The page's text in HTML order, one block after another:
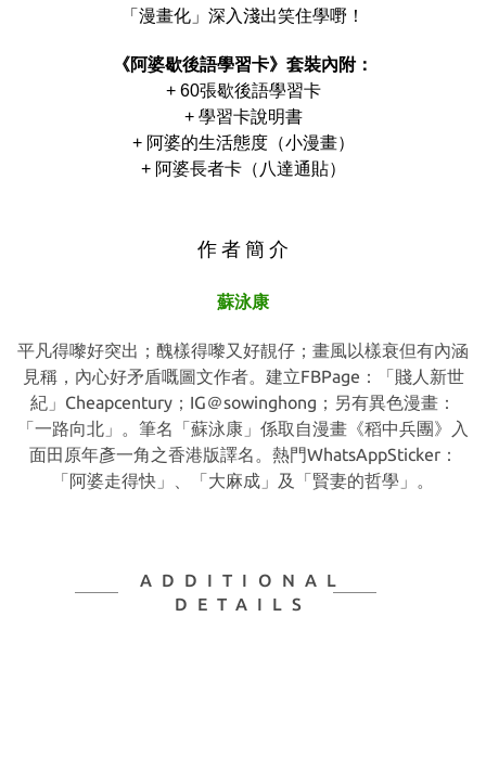
「漫畫化」深入淺出笑住學嘢！
《阿婆歇後語學習卡》套裝內附：
+ 60張歇後語學習卡
+ 學習卡說明書
+ 阿婆的生活態度（小漫畫）
+ 阿婆長者卡（八達通貼）
作 者 簡 介
蘇泳康
平凡得嚟好突出；醜樣得嚟又好靚仔；畫風以樣衰但有內涵
見稱，內心好矛盾嘅圖文作者。建立FBPage：「賤人新世
紀」Cheapcentury；IG＠sowinghong；另有異色漫畫：
「一路向北」。筆名「蘇泳康」係取自漫畫《稻中兵團》入
面田原年彥一角之香港版譯名。熱門WhatsAppSticker：
「阿婆走得快」、「大麻成」及「賢妻的哲學」。
ADDITIONAL
DETAILS